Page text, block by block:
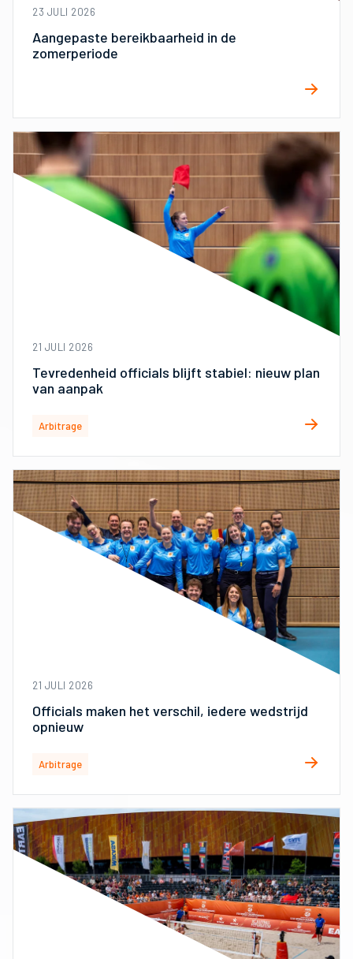
23 JULI 2026
Aangepaste bereikbaarheid in de
zomerperiode
21 JULI 2026
Tevredenheid officials blijft stabiel: nieuw plan
van aanpak
Arbitrage
21 JULI 2026
Officials maken het verschil, iedere wedstrijd
opnieuw
Arbitrage